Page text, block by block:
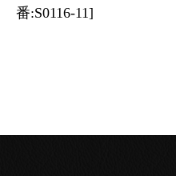
番:S0116-11]